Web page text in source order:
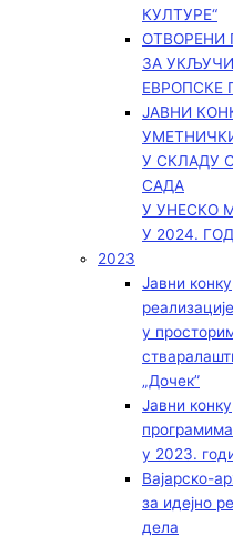
КУЛТУРЕ“
ОТВОРЕНИ
ЗА
ЕВРОПСКЕ
ЈАВНИ
У СКЛАДУ
САДА
У УНЕСКО
У 2024.
2023
Јавни
у
„Дочек”
Јавни
програмима
у 2023.
Вајарско-
за идејно
дела